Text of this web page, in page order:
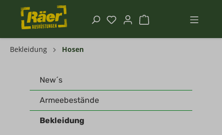
Bekleidung Hosen
New´s
Armeebestände
Bekleidung